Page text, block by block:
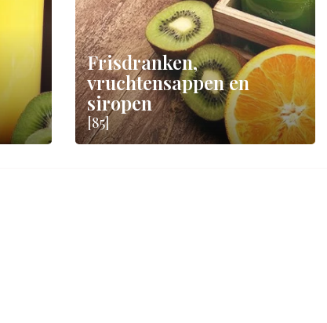
Frisdranken,
vruchtensappen en
siropen
[85]